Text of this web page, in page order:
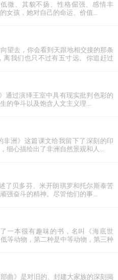
微、其貌不扬、性格倔强、感情丰
女孩，她对自己的命运、价值...
望去，你会看到天跟地相交接的那条
我们也只不过有五寸远。你追赶过
通过演绎王室中具有现实批判色彩的
的争斗以及饱含人文主义理...
洲》这篇课文给我留下了深刻的印
细心描绘出了非洲自然景观和人...
了贝多芬、米开朗琪罗和托尔斯泰苦
强奋斗的精神。尽管他们的事...
一本很有趣味的书，名叫《海底世
等动物，第二种是中等动物，第三种
曲》是对旧的、封建大家族的深刻揭